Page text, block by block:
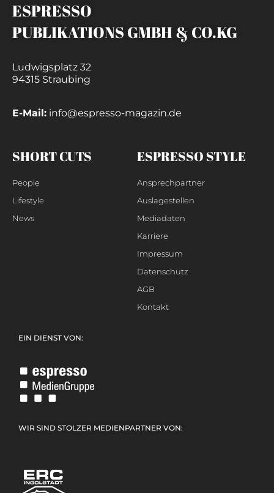
ESPRESSO
PUBLIKATIONS GMBH & CO.KG
Ludwigsplatz 32
94315 Straubing
E-Mail: info@espresso-magazin.de
SHORT CUTS
People
Lifestyle
News
ESPRESSO STYLE
Ansprechpartner
Auslagestellen
Mediadaten
Karriere
Impressum
Datenschutz
AGB
Kontakt
EIN DIENST VON:
WIR SIND STOLZER MEDIENPARTNER VON: